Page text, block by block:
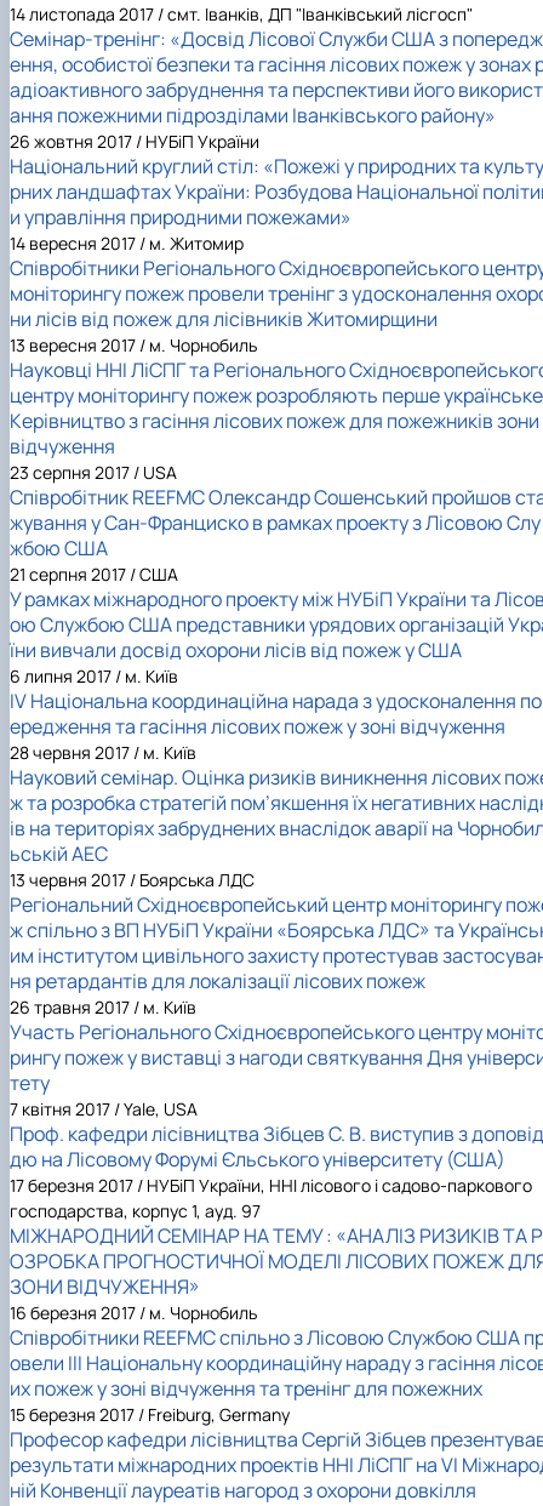
14 листопада 2017 / смт. Іванків, ДП "Іванківський лісгосп"
Семінар-тренінг: «Досвід Лісової Служби США з попередж
ення, особистої безпеки та гасіння лісових пожеж у зонах
адіоактивного забруднення та перспективи його використ
ання пожежними підрозділами Іванківського району»
26 жовтня 2017 / НУБіП України
Національний круглий стіл: «Пожежі у природних та культу
рних ландшафтах України: Розбудова Національної
и управління природними пожежами»
14 вересня 2017 / м. Житомир
Співробітники Регіонального Східноєвропейського
моніторингу пожеж провели тренінг з удосконалення
ни лісів від пожеж для лісівників Житомирщини
13 вересня 2017 / м. Чорнобиль
Науковці ННІ ЛіСПГ та Регіонального
центру моніторингу пожеж розробляють перше українське
Керівництво з гасіння лісових пожеж для пожежників зони
відчуження
23 серпня 2017 / USA
Співробітник REEFMC Олександр Сошенський пройшов
жування у Сан-Франциско в рамках проекту з Лісовою Слу
жбою США
21 серпня 2017 / США
У рамках міжнародного проекту між НУБіП України та
ою Службою США представники урядових організацій
їни вивчали досвід охорони лісів від пожеж у США
6 липня 2017 / м. Київ
ІV Національна координаційна нарада з удосконалення
ередження та гасіння лісових пожеж у зоні відчуження
28 червня 2017 / м. Київ
Науковий семінар. Оцінка ризиків виникнення лісових
ж та розробка стратегій пом’якшення їх негативних
ів на територіях забруднених внаслідок аварії на
ьській АЕС
13 червня 2017 / Боярська ЛДС
Регіональний Східноєвропейський центр моніторингу
ж спільно з ВП НУБіП України «Боярська ЛДС» та
им інститутом цивільного захисту протестував
ня ретардантів для локалізації лісових пожеж
26 травня 2017 / м. Київ
Участь Регіонального Східноєвропейського центру
рингу пожеж у виставці з нагоди святкування Дня
тету
7 квітня 2017 / Yale, USA
Проф. кафедри лісівництва Зібцев С. В. виступив з доповід
дю на Лісовому Форумі Єльського університету (США)
17 березня 2017 / НУБіП України, ННІ лісового і садово-паркового
господарства, корпус 1, ауд. 97
МІЖНАРОДНИЙ СЕМІНАР НА ТЕМУ : «АНАЛІЗ РИЗИКІВ ТА Р
ОЗРОБКА ПРОГНОСТИЧНОЇ МОДЕЛІ ЛІСОВИХ ПОЖЕЖ
ЗОНИ ВІДЧУЖЕННЯ»
16 березня 2017 / м. Чорнобиль
Співробітники REEFMC спільно з Лісовою Службою США
овели ІІІ Національну координаційну нараду з гасіння
их пожеж у зоні відчуження та тренінг для пожежних
15 березня 2017 / Freiburg, Germany
Професор кафедри лісівництва Сергій Зібцев
результати міжнародних проектів ННІ ЛіСПГ на VI
ній Конвенції лауреатів нагород з охорони довкілля